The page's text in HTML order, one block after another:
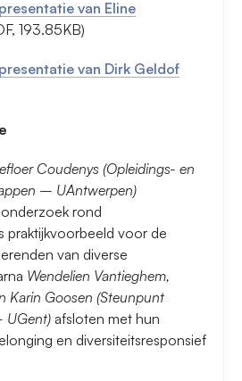
van Eline
193.85KB)
van Dirk Geldof
Coudenys (Opleidings- en
– UAntwerpen)
rond
praktijkvoorbeeld voor de
van diverse
Wendelien Vantieghem,
Karin Goosen (Steunpunt
UGent) afsloten met hun
en diversiteitsresponsief